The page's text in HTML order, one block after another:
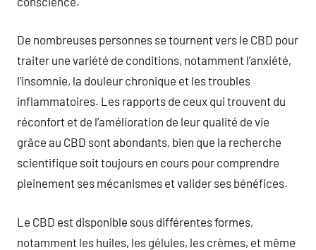
De nombreuses personnes se tournent vers le CBD pour
traiter une variété de conditions, notamment l’anxiété,
l’insomnie, la douleur chronique et les troubles
inflammatoires. Les rapports de ceux qui trouvent du
réconfort et de l’amélioration de leur qualité de vie
grâce au CBD sont abondants, bien que la recherche
scientifique soit toujours en cours pour comprendre
pleinement ses mécanismes et valider ses bénéfices.
Le CBD est disponible sous différentes formes,
notamment les huiles, les gélules, les crèmes, et même